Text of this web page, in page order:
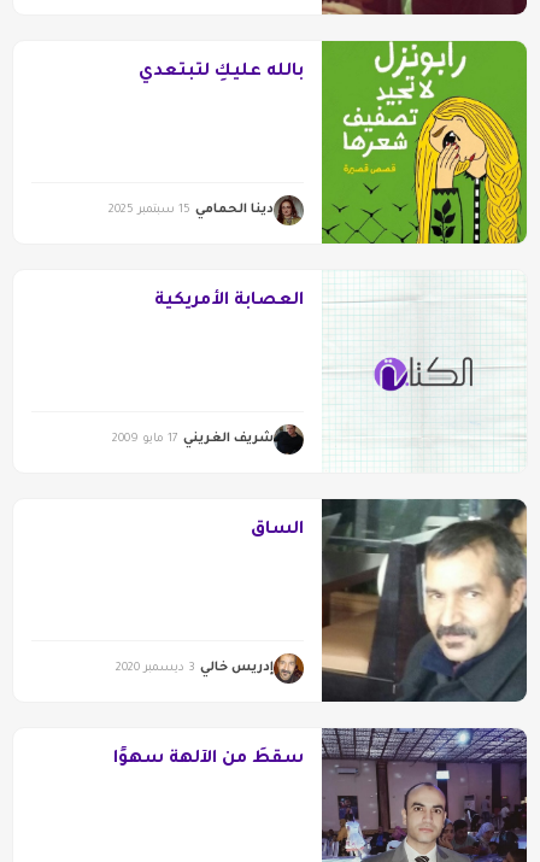
بالله عليكِ لتبتعدي
دينا الحمامي 15 سبتمبر 2025
العصابة الأمريكية
شريف الغريني 17 مايو 2009
الساق
إدريس خالي 3 ديسمبر 2020
سقطَ من الآلهة سهوًا